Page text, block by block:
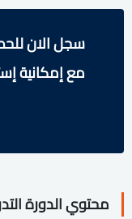
سجل الان
مع إمكانية
محتوي الدورة